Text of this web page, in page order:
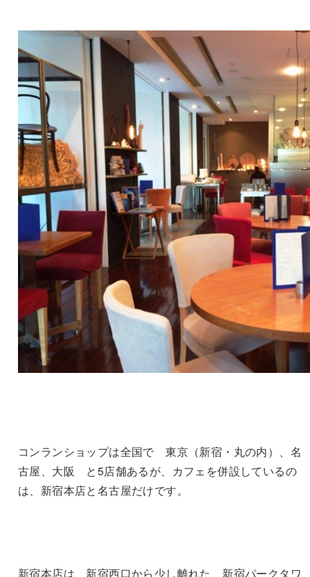
コンランショップは全国で 東京（新宿・丸の内）、名
古屋、大阪 と5店舗あるが、カフェを併設しているの
は、新宿本店と名古屋だけです。
新宿本店は、新宿西口から少し離れた、新宿パークタワ